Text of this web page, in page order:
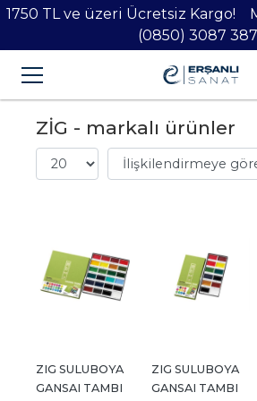
1750 TL ve üzeri Ücretsiz Kargo!
(0850) 3087
ZİG - markalı ürünler
ZIG SULUBOYA
GANSAI TAMBI
ZIG SULUBOYA
GANSAI TAMBI